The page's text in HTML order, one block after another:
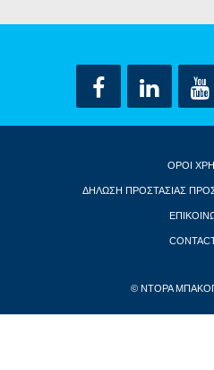
ΟΡΟΙ
ΔΗΛΩΣΗ ΠΡΟΣΤΑΣΙΑΣ
© ΝΤΟΡΑ